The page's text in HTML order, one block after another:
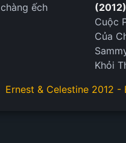
chàng ếch
(2012)
Cuộc
Của
Khỏi
Ernest & Celestine 2012 -